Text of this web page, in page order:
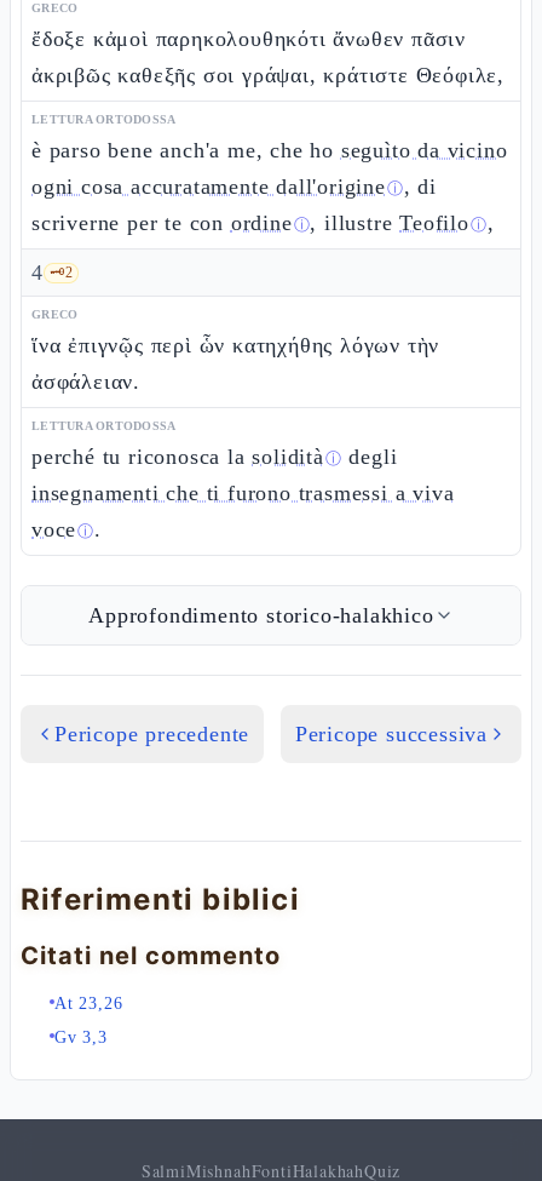
GRECO
ἔδοξε κἀμοὶ παρηκολουθηκότι ἄνωθεν πᾶσιν
ἀκριβῶς καθεξῆς σοι γράψαι, κράτιστε Θεόφιλε,
LETTURA ORTODOSSA
è parso bene anch'a me, che ho seguìto da vicino
ogni cosa accuratamente dall'origineⓘ, di
scriverne per te con ordineⓘ, illustreTeofiloⓘ,
4 🗝️2
GRECO
ἵνα ἐπιγνῷς περὶ ὧν κατηχήθης λόγων τὴν
ἀσφάλειαν.
LETTURA ORTODOSSA
perché tu riconosca lasoliditàⓘ degli
insegnamenti che ti furono trasmessi a viva
voceⓘ.
Approfondimento storico-halakhico
Pericope precedente Pericope successiva
Riferimenti biblici
Citati nel commento
At 23,26
Gv 3,3
SalmiMishnahFontiHalakhahQuiz